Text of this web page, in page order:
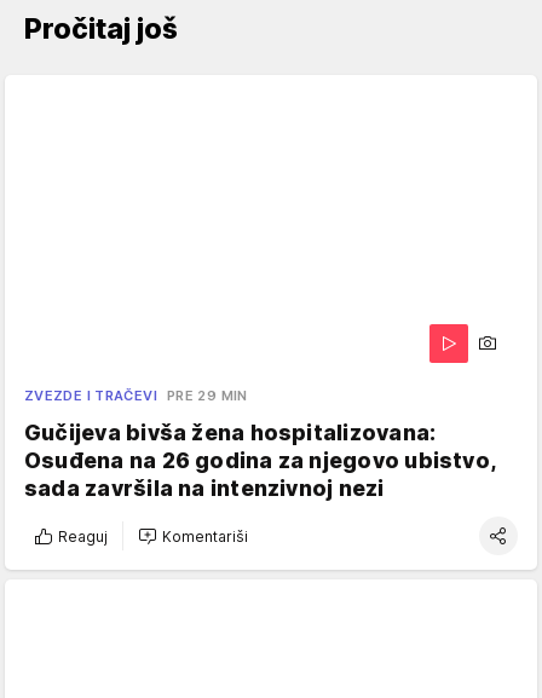
Pročitaj još
ZVEZDE I TRAČEVI PRE 29 MIN
Gučijeva bivša žena hospitalizovana:
Osuđena na 26 godina za njegovo ubistvo,
sada završila na intenzivnoj nezi
Reaguj Komentariši